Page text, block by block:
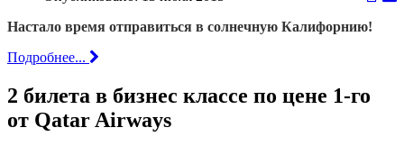
Настало время отправиться в солнечную Калифорнию!
Подробнее...
2 билета в бизнес классе по цене 1-го
от Qatar Airways